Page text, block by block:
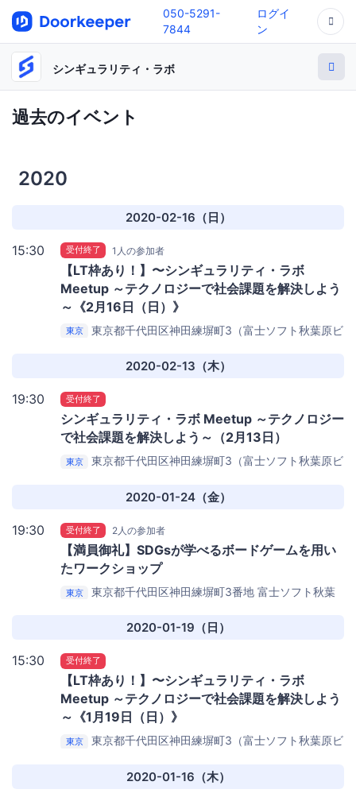
050-5291-
7844
ログイ
ン
シンギュラリティ・ラボ
過去のイベント
2020
2020-02-16（日）
15:30 受付終了 1人の参加者
【LT枠あり！】〜シンギュラリティ・ラボ
Meetup ～テクノロジーで社会課題を解決しよう
～《2月16日（日）》
東京
東京都千代田区神田練塀町3（富士ソフト秋葉原ビ
2020-02-13（木）
19:30 受付終了
シンギュラリティ・ラボ Meetup ～テクノロジー
で社会課題を解決しよう～（2月13日）
東京
東京都千代田区神田練塀町3（富士ソフト秋葉原ビ
2020-01-24（金）
19:30 受付終了 2人の参加者
【満員御礼】SDGsが学べるボードゲームを用い
たワークショップ
東京
東京都千代田区神田練塀町3番地 富士ソフト秋葉
2020-01-19（日）
15:30 受付終了
【LT枠あり！】〜シンギュラリティ・ラボ
Meetup ～テクノロジーで社会課題を解決しよう
～《1月19日（日）》
東京
東京都千代田区神田練塀町3（富士ソフト秋葉原ビ
2020-01-16（木）